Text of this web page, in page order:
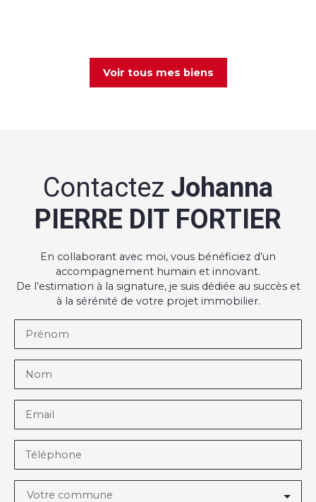
Voir tous mes biens
Contactez Johanna
PIERRE DIT FORTIER
En collaborant avec moi, vous bénéficiez d’un
accompagnement humain et innovant.
De l’estimation à la signature, je suis dédiée au succès et
à la sérénité de votre projet immobilier.
Prénom
Nom
Email
Téléphone
Votre commune